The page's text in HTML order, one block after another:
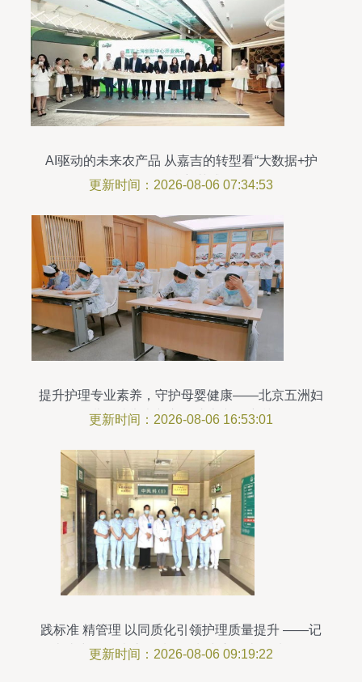
AI驱动的未来农产品 从嘉吉的转型看“大数据+护
理”融合新范式
更新时间：2026-08-06 07:34:53
提升护理专业素养，守护母婴健康——北京五洲妇
儿医院举办新入职护士专项培训
更新时间：2026-08-06 16:53:01
践标准 精管理 以同质化引领护理质量提升 ——记
河南省中医医院护理质量控制中心豫南区域开展工
更新时间：2026-08-06 09:19:22